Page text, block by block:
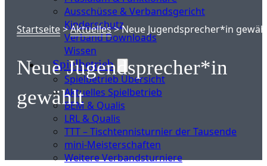
Ausschüsse & Verbandsgericht
Kinderschutz
Verband Downloads
Wissen
Spielbetrieb
Spielbetrieb Übersicht
Aktuelles Spielbetrieb
BEM & Qualis
LRL & Qualis
TTT – Tischtennisturnier der Tausende
mini-Meisterschaften
Weitere Verbandsturniere
Startseite>Aktuelles>Neue Jugendsprecher*in
Neue Jugendsprecher*in
gewählt